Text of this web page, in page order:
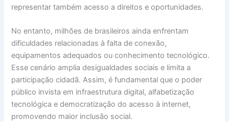
representar também acesso a direitos e oportunidades.
No entanto, milhões de brasileiros ainda enfrentam
dificuldades relacionadas à falta de conexão,
equipamentos adequados ou conhecimento tecnológico.
Esse cenário amplia desigualdades sociais e limita a
participação cidadã. Assim, é fundamental que o poder
público invista em infraestrutura digital, alfabetização
tecnológica e democratização do acesso à internet,
promovendo maior inclusão social.